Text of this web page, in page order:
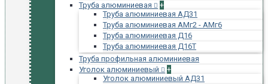
Труба алюминиевая
+
Труба алюминиевая АД31
Труба алюминиевая АМг2 - АМг6
Труба алюминиевая Д16
Труба алюминиевая Д16Т
Труба профильная алюминиевая
Уголок алюминиевый
+
Уголок алюминиевый АД31